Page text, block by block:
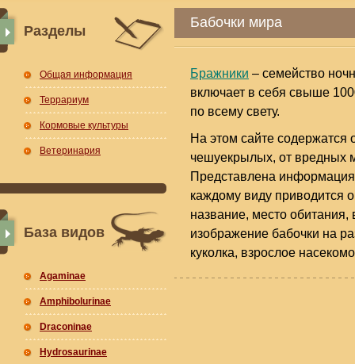
Разделы
Общая информация
Террариум
Кормовые культуры
Ветеринария
База видов
Agaminae
Amphibolurinae
Draconinae
Hydrosaurinae
Бабочки мира
Бражники – семейство
включает в себя свыше
по всему свету.
На этом сайте
чешуекрылых, от вредных
Представлена
каждому виду приводится
название, место
изображение бабочки на
куколка, взрослое